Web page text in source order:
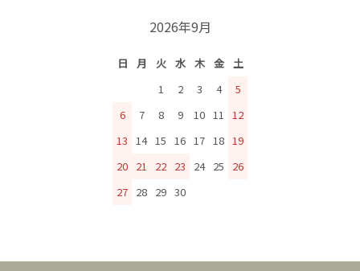
2026年9月
日 月 火 水 木 金
土
1
2 3 4
5
6
7 8 9 10 11 12
13 14 15 16 17 18 19
20 21 22 23 24 25
26
27 28 29 30